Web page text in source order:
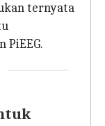
ternyata
PiEEG.